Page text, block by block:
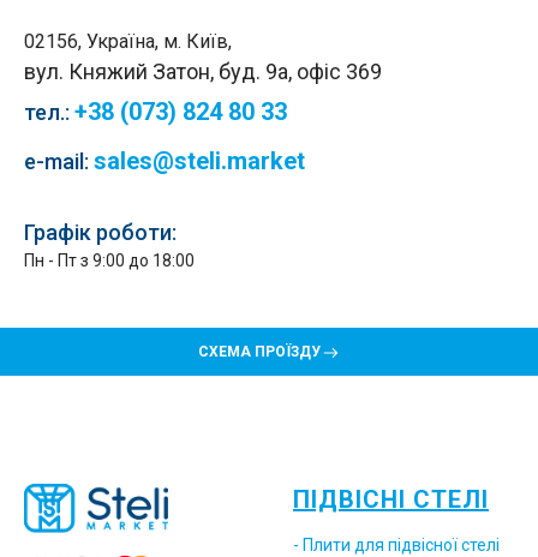
02156, Україна, м. Київ,
вул. Княжий Затон, буд. 9а, офіс 369
тел.: +38 (073) 824 80 33
e-mail: sales@steli.market
Графік роботи:
Пн - Пт з 9:00 до 18:00
СХЕМА ПРОЇЗДУ
ПІДВІСНІ СТЕЛІ
- Плити для підвісної стелі